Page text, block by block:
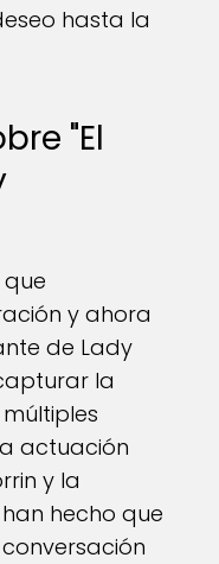
hasta la
"El
que
y ahora
de Lady
la
actuación
y la
hecho que